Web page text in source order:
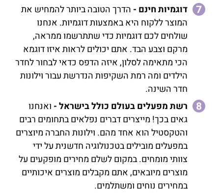
דוגמיות חינם - הדרך הטובה ביותר להמחיש את
המוצר ללקוח היא באמצעות דוגמיות. אנחנו
שולחים לכם דוגמיות כדי שתתרשמו ממראה,
מרקם וצבע הבד. אתם יכולים לראות איזו דוגמא
הכי מתאימה לסלון, איזה הדפס כדאי לבחור לחדר
הילדים ומה רמת השקיפות הנדרשת עבור וילונות
חדר השינה.
רשת מפעלים בעולם כולל בישראל - ואנחנו
גאים בכך! מייצרים דברים נפלאים בתחומים רבים
והטקסטיל הוא אחד מהם. וילונות החברה מיוצרים
במפעלים מובילים בטכנולוגיה חדשנית על ידי
צוותי מומחים. במקום לשלם מחירים מופקעים על
מוצרים מיובאים, אתם מקבלים מוצרים איכותיים
במחירים נוחים ומשתלמים.